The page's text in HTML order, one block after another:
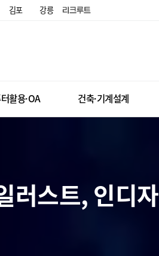
김포 강릉
활용·OA 건축·기계설계
러스트, 인디자